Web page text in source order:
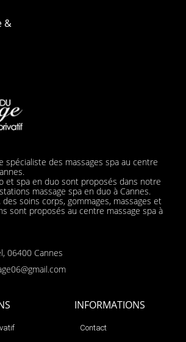
&
spécialiste des massages spa au centre
et spa en duo sont proposés dans notre
massage spa en duo à Cannes.
des soins corps, gommages, massages et
sont proposés au centre massage spa à
06400 Cannes
INFORMATIONS
Contact